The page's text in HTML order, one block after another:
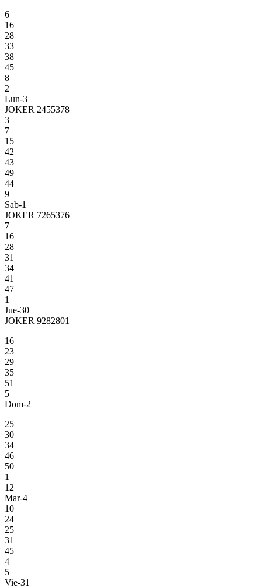
6
16
28
33
38
45
8
2
Lun-3
JOKER 2455378
3
7
15
42
43
49
44
9
Sab-1
JOKER 7265376
7
16
28
31
34
41
47
1
Jue-30
JOKER 9282801
16
23
29
35
51
5
Dom-2
25
30
34
46
50
1
12
Mar-4
10
24
25
31
45
4
5
Vie-31